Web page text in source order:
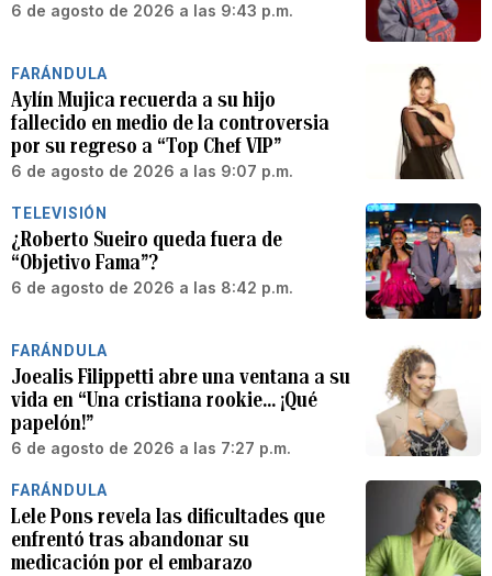
6 de agosto de 2026 a las 9:43 p.m.
FARÁNDULA
Aylín Mujica recuerda a su hijo
fallecido en medio de la controversia
por su regreso a “Top Chef VIP”
6 de agosto de 2026 a las 9:07 p.m.
TELEVISIÓN
¿Roberto Sueiro queda fuera de
“Objetivo Fama”?
6 de agosto de 2026 a las 8:42 p.m.
FARÁNDULA
Joealis Filippetti abre una ventana a su
vida en “Una cristiana rookie… ¡Qué
papelón!”
6 de agosto de 2026 a las 7:27 p.m.
FARÁNDULA
Lele Pons revela las dificultades que
enfrentó tras abandonar su
medicación por el embarazo